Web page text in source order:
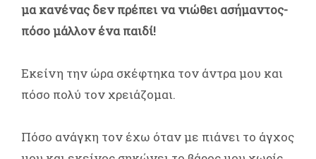
μα κανένας δεν πρέπει να νιώθει ασήμαντος-
πόσο μάλλον ένα παιδί!
Εκείνη την ώρα σκέφτηκα τον άντρα μου και
πόσο πολύ τον χρειάζομαι.
Πόσο ανάγκη τον έχω όταν με πιάνει το άγχος